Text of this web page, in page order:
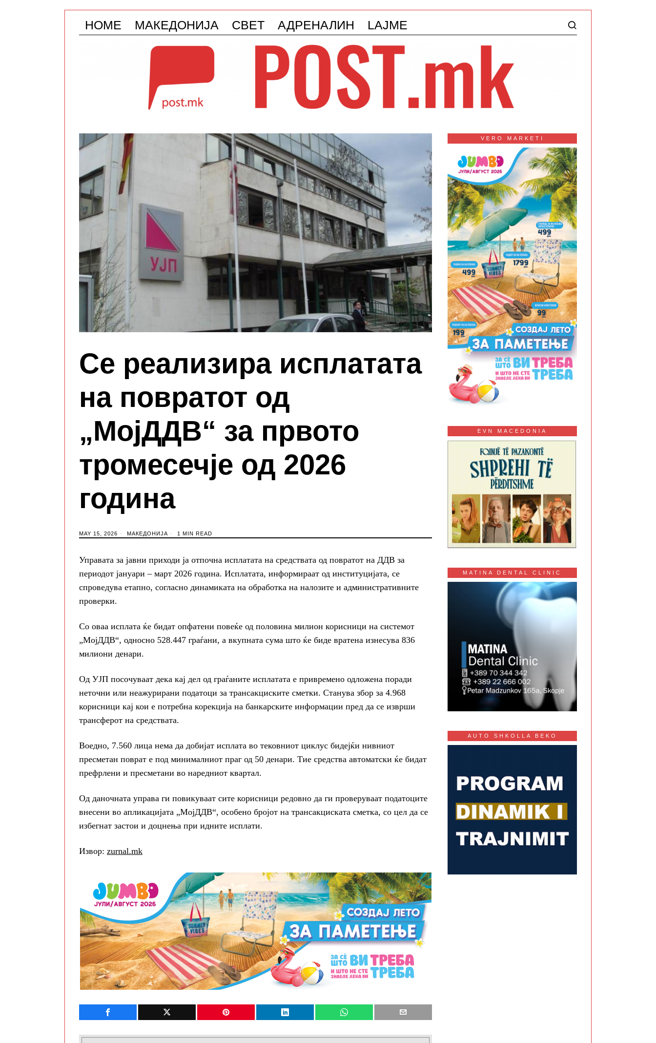
HOME МАКЕДОНИЈА СВЕТ АДРЕНАЛИН LAJME
Се реализира исплатата
на повратот од
„МојДДВ“ за првото
тромесечје од 2026
година
MAY 15, 2026 МАКЕДОНИЈА 1 MIN READ
Управата за јавни приходи ја отпочна исплатата на средствата од повратот на ДДВ за
периодот јануари – март 2026 година. Исплатата, информираат од институцијата, се
спроведува етапно, согласно динамиката на обработка на налозите и административните
проверки.
Со оваа исплата ќе бидат опфатени повеќе од половина милион корисници на системот
„МојДДВ“, односно 528.447 граѓани, а вкупната сума што ќе биде вратена изнесува 836
милиони денари.
Од УЈП посочуваат дека кај дел од граѓаните исплатата е привремено одложена поради
неточни или неажурирани податоци за трансакциските сметки. Станува збор за 4.968
корисници кај кои е потребна корекција на банкарските информации пред да се изврши
трансферот на средствата.
Воедно, 7.560 лица нема да добијат исплата во тековниот циклус бидејќи нивниот
пресметан поврат е под минималниот праг од 50 денари. Тие средства автоматски ќе бидат
префрлени и пресметани во наредниот квартал.
Од даночната управа ги повикуваат сите корисници редовно да ги проверуваат податоците
внесени во апликацијата „МојДДВ“, особено бројот на трансакциската сметка, со цел да се
избегнат застои и доцнења при идните исплати.
Извор: zurnal.mk
VERO MARKETI
EVN MACEDONIA
MATINA DENTAL CLINIC
AUTO SHKOLLA BEKO